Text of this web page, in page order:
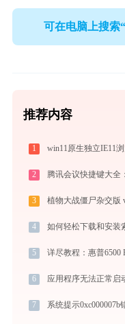
可在电脑上搜索
推荐内容
1
2 腾讯会议快捷键大全
3
4
5
6 应用程序无法正常启
7 系统提示